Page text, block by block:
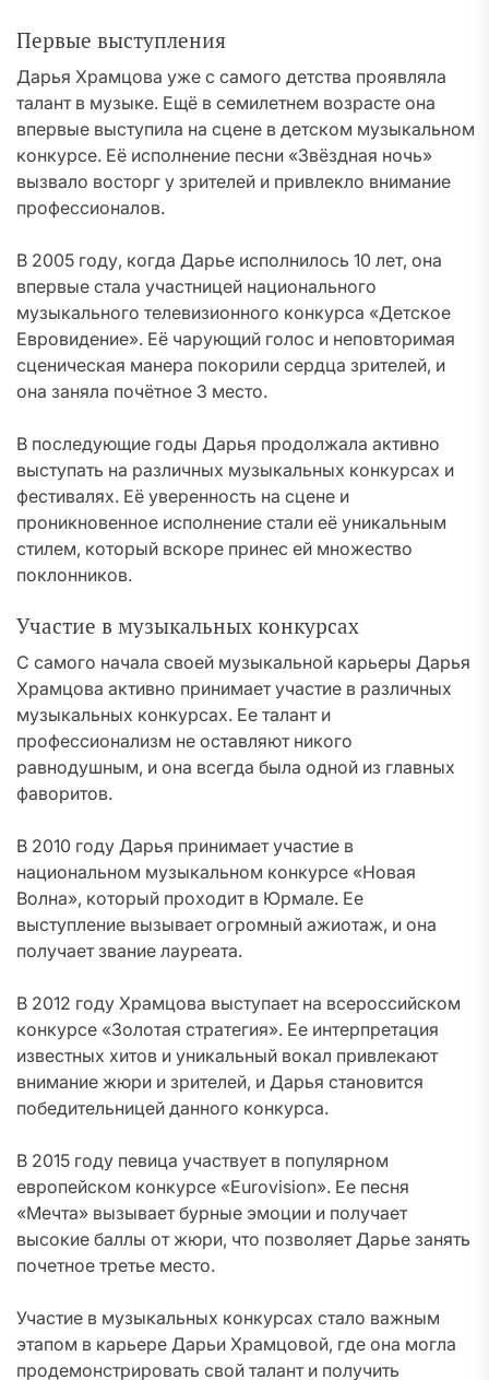
Первые выступления
Дарья Храмцова уже с самого детства проявляла
талант в музыке. Ещё в семилетнем возрасте она
впервые выступила на сцене в детском музыкальном
конкурсе. Её исполнение песни «Звёздная ночь»
вызвало восторг у зрителей и привлекло внимание
профессионалов.
В 2005 году, когда Дарье исполнилось 10 лет, она
впервые стала участницей национального
музыкального телевизионного конкурса «Детское
Евровидение». Её чарующий голос и неповторимая
сценическая манера покорили сердца зрителей, и
она заняла почётное 3 место.
В последующие годы Дарья продолжала активно
выступать на различных музыкальных конкурсах и
фестивалях. Её уверенность на сцене и
проникновенное исполнение стали её уникальным
стилем, который вскоре принес ей множество
поклонников.
Участие в музыкальных конкурсах
С самого начала своей музыкальной карьеры Дарья
Храмцова активно принимает участие в различных
музыкальных конкурсах. Ее талант и
профессионализм не оставляют никого
равнодушным, и она всегда была одной из главных
фаворитов.
В 2010 году Дарья принимает участие в
национальном музыкальном конкурсе «Новая
Волна», который проходит в Юрмале. Ее
выступление вызывает огромный ажиотаж, и она
получает звание лауреата.
В 2012 году Храмцова выступает на всероссийском
конкурсе «Золотая стратегия». Ее интерпретация
известных хитов и уникальный вокал привлекают
внимание жюри и зрителей, и Дарья становится
победительницей данного конкурса.
В 2015 году певица участвует в популярном
европейском конкурсе «Eurovision». Ее песня
«Мечта» вызывает бурные эмоции и получает
высокие баллы от жюри, что позволяет Дарье занять
почетное третье место.
Участие в музыкальных конкурсах стало важным
этапом в карьере Дарьи Храмцовой, где она могла
продемонстрировать свой талант и получить